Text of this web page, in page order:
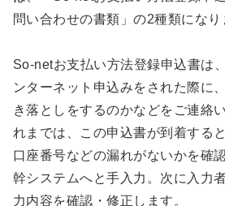
問い合わせの書類」の2種類になり
So-netお支払い方法登録申込書は
ンターネット申込みをされた際に
き落としをするのかなどをご連絡
れまでは、この申込書が到着する
口座番号などの漏れがないかを確
幹システムへと手入力。次に入力
力内容を確認・修正します。